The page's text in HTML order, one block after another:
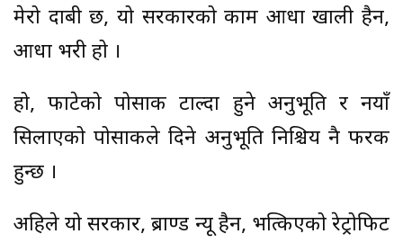
मेरो दाबी छ, यो सरकारको काम आधा खाली हैन,
आधा भरी हो ।
हो, फाटेको पोसाक टाल्दा हुने अनुभूति र नयाँ
सिलाएको पोसाकले दिने अनुभूति निश्चिय नै फरक
हुन्छ ।
अहिले यो सरकार, ब्राण्ड न्यू हैन, भत्किएको रेट्रोफिट